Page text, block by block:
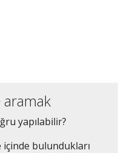
yapılabilir?
bulundukları